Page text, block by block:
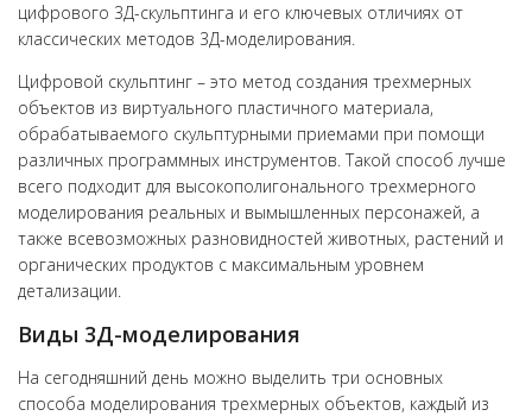
цифрового 3Д-скульптинга и его ключевых отличиях от
классических методов 3Д-моделирования.
Цифровой скульптинг – это метод создания трехмерных
объектов из виртуального пластичного материала,
обрабатываемого скульптурными приемами при помощи
различных программных инструментов. Такой способ лучше
всего подходит для высокополигонального трехмерного
моделирования реальных и вымышленных персонажей, а
также всевозможных разновидностей животных, растений и
органических продуктов с максимальным уровнем
детализации.
Виды 3Д-моделирования
На сегодняшний день можно выделить три основных
способа моделирования трехмерных объектов, каждый из